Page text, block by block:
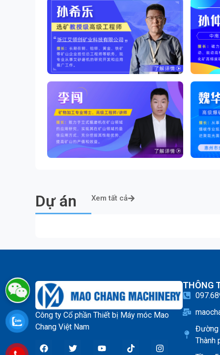
Dự án Xem tất cả
Công ty Cổ phần Thiết bị Máy móc Mao
Chang Việt Nam
THÔNG
Đường
Thành